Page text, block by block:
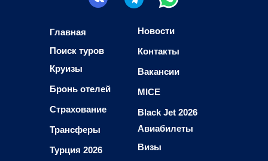
Новости
Контакты
Вакансии
Black Jet 2026
Авиабилеты
MICE
Главная
Поиск туров
Круизы
Бронь отелей
Страхование
Трансферы
Турция 2026
Визы